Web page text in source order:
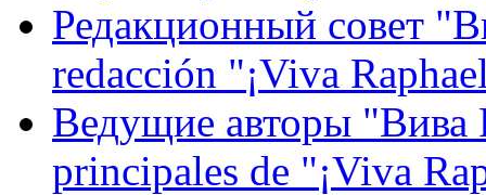
Редакционный совет
redacción "¡Viva
Ведущие авторы "Вива
principales de "¡Viva